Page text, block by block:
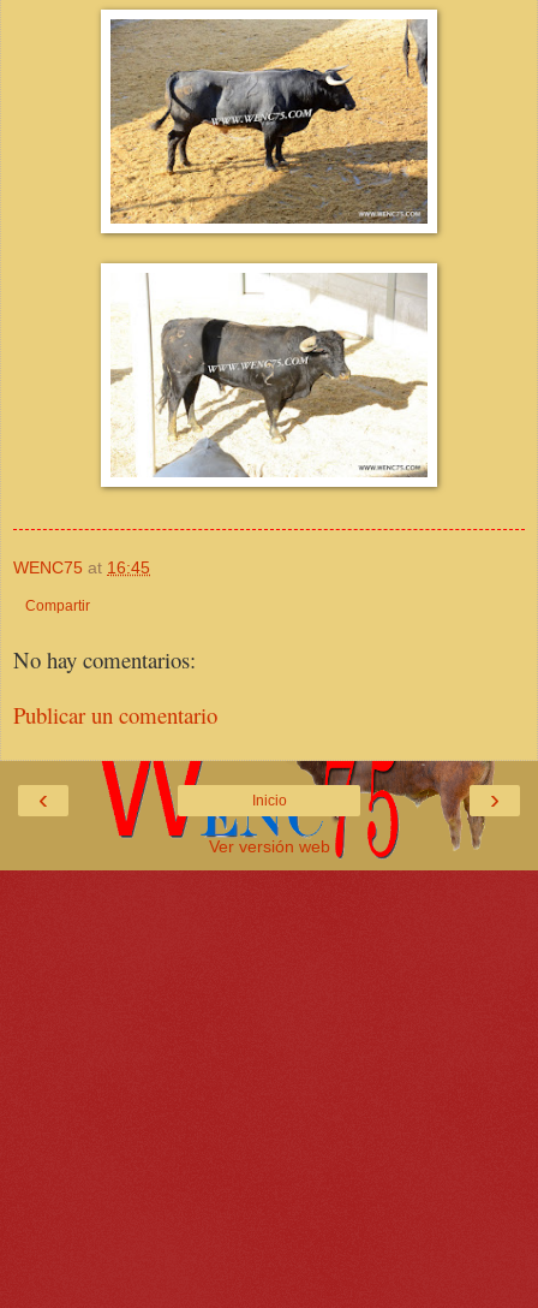
WENC75 at 16:45
Compartir
No hay comentarios:
Publicar un comentario
‹ ›
Inicio
Ver versión web